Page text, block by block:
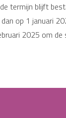
termijn blijft
op 1 januari
2025 om de